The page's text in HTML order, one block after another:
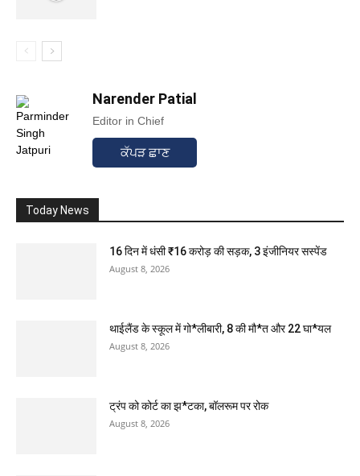
Narender Patial
Editor in Chief
ਕੱਪੜ ਛਾਣ
Today News
16 दिन में धंसी ₹16 करोड़ की सड़क, 3 इंजीनियर सस्पेंड
August 8, 2026
थाईलैंड के स्कूल में गो*लीबारी, 8 की मौ*त और 22 घा*यल
August 8, 2026
ट्रंप को कोर्ट का झ*टका, बॉलरूम पर रोक
August 8, 2026